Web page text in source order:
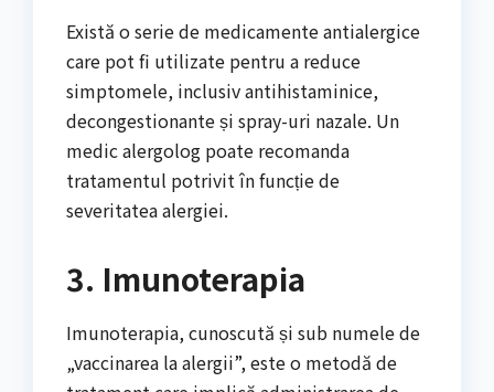
Există o serie de medicamente antialergice
care pot fi utilizate pentru a reduce
simptomele, inclusiv antihistaminice,
decongestionante și spray-uri nazale. Un
medic alergolog poate recomanda
tratamentul potrivit în funcție de
severitatea alergiei.
3. Imunoterapia
Imunoterapia, cunoscută și sub numele de
„vaccinarea la alergii”, este o metodă de